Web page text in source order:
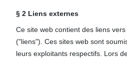
§ 2 Liens externes
Ce site web contient des liens
("liens"). Ces sites web sont
leurs exploitants respectifs. Lors